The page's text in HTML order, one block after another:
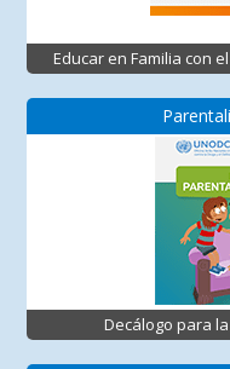
Educar en Familia con
Decálogo para